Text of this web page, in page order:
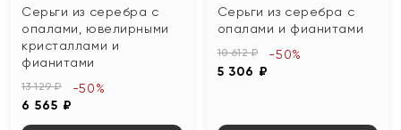
Серьги из серебра с
опалами, ювелирными
кристаллами и
фианитами
13 129 ₽
6 565 ₽
-50%
Серьги из серебра с
опалами и фианитами
10 612 ₽
5 306 ₽
-50%